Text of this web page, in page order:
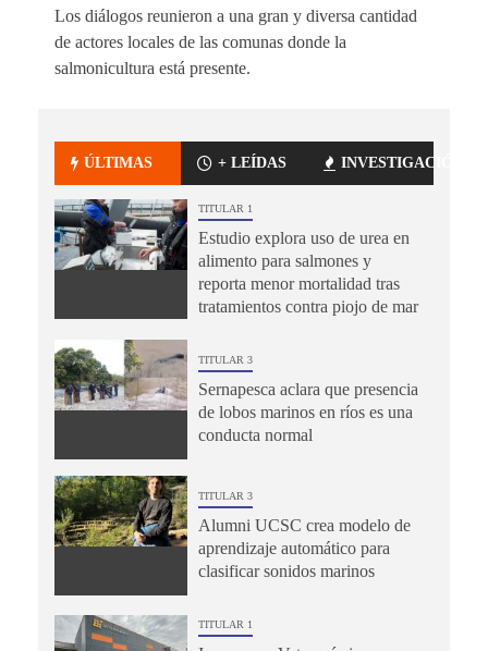
Los diálogos reunieron a una gran y diversa cantidad
de actores locales de las comunas donde la
salmonicultura está presente.
ÚLTIMAS + LEÍDAS INVESTIGACIÓN
TITULAR 1
Estudio explora uso de urea en
alimento para salmones y
reporta menor mortalidad tras
tratamientos contra piojo de mar
TITULAR 3
Sernapesca aclara que presencia
de lobos marinos en ríos es una
conducta normal
TITULAR 3
Alumni UCSC crea modelo de
aprendizaje automático para
clasificar sonidos marinos
TITULAR 1